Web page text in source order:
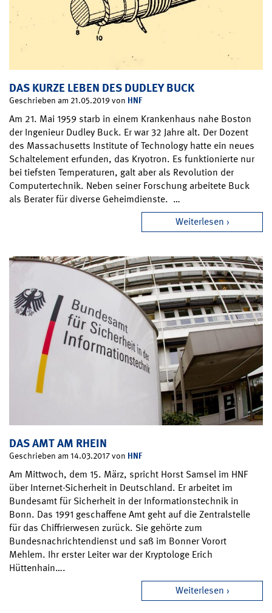
DAS KURZE LEBEN DES DUDLEY BUCK
Geschrieben am 21.05.2019 von HNF
Am 21. Mai 1959 starb in einem Krankenhaus nahe Boston
der Ingenieur Dudley Buck. Er war 32 Jahre alt. Der Dozent
des Massachusetts Institute of Technology hatte ein neues
Schaltelement erfunden, das Kryotron. Es funktionierte nur
bei tiefsten Temperaturen, galt aber als Revolution der
Computertechnik. Neben seiner Forschung arbeitete Buck
als Berater für diverse Geheimdienste. …
Weiterlesen
DAS AMT AM RHEIN
Geschrieben am 14.03.2017 von HNF
Am Mittwoch, dem 15. März, spricht Horst Samsel im HNF
über Internet-Sicherheit in Deutschland. Er arbeitet im
Bundesamt für Sicherheit in der Informationstechnik in
Bonn. Das 1991 geschaffene Amt geht auf die Zentralstelle
für das Chiffrierwesen zurück. Sie gehörte zum
Bundesnachrichtendienst und saß im Bonner Vorort
Mehlem. Ihr erster Leiter war der Kryptologe Erich
Hüttenhain….
Weiterlesen